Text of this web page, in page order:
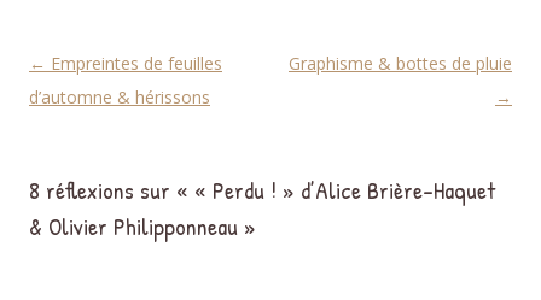
Navigation des articles
← Empreintes de feuilles
d’automne & hérissons
Graphisme & bottes de pluie
→
8 réflexions sur « « Perdu ! » d’Alice Brière-Haquet
& Olivier Philipponneau »